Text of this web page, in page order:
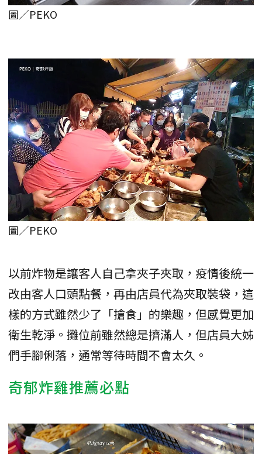
圖／PEKO
圖／PEKO
以前炸物是讓客人自己拿夾子夾取，疫情後統一
改由客人口頭點餐，再由店員代為夾取裝袋，這
樣的方式雖然少了「搶食」的樂趣，但感覺更加
衛生乾淨。攤位前雖然總是擠滿人，但店員大姊
們手腳俐落，通常等待時間不會太久。
奇郁炸雞推薦必點